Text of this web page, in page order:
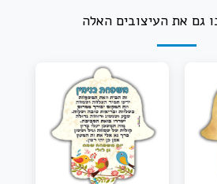
גם את העיצובים האלה